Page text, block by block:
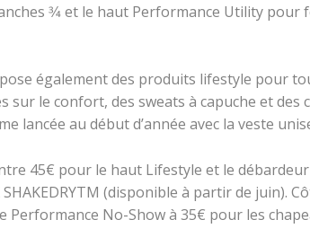
3⁄4 et le haut Performance Utility
également des produits lifestyle pour
sur le confort, des sweats à capuche et
lancée au début d’année avec la veste
45€ pour le haut Lifestyle et le
SHAKEDRYTM (disponible à partir de juin).
Performance No-Show à 35€ pour les